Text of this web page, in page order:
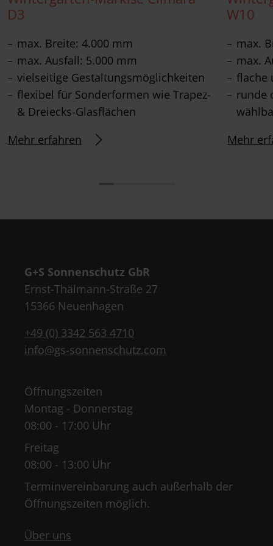
D3
max. Breite: 4.000 mm
max. Ausfall: 5.000 mm
vielseitige Gestaltungsmöglichkeiten
flexibel für Sonderformen wie Trapez-
& Dreiecks-Glasflächen
Mehr erfahren
W10
max.
max.
flache
runde
Mehr
G+S Sonnenschutz GbR
Ernst-Thälmann-Straße 27
15366 Neuenhagen
+49 (0) 3342 563 4710
info@gs-sonnenschutz.com
Öffnungszeiten
Montag - Donnerstag
08:00 - 17:00 Uhr
Freitag
08:00 - 13:00 Uhr
Terminvereinbarung auch außerhalb der
Öffnungszeiten möglich.
Über uns